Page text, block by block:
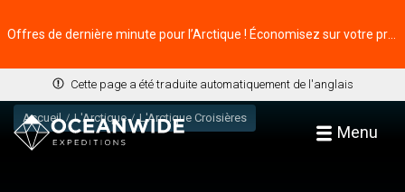
Cette page a été traduite automatiquement de l'anglais
Menu
Accueil L'Arctique L'Arctique Croisières